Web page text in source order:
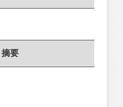
摘要